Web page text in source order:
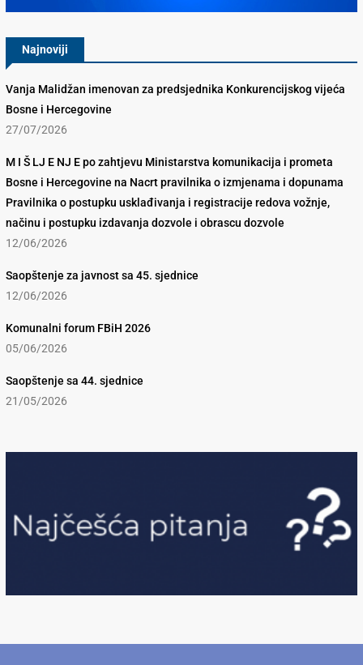
Najnoviji
Vanja Malidžan imenovan za predsjednika Konkurencijskog vijeća
Bosne i Hercegovine
27/07/2026
M I Š LJ E NJ E po zahtjevu Ministarstva komunikacija i prometa
Bosne i Hercegovine na Nacrt pravilnika o izmjenama i dopunama
Pravilnika o postupku usklađivanja i registracije redova vožnje,
načinu i postupku izdavanja dozvole i obrascu dozvole
12/06/2026
Saopštenje za javnost sa 45. sjednice
12/06/2026
Komunalni forum FBiH 2026
05/06/2026
Saopštenje sa 44. sjednice
21/05/2026